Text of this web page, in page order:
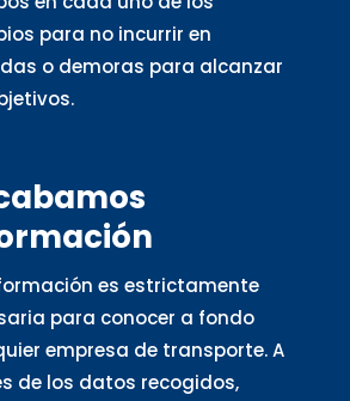
para no incurrir en
o demoras para alcanzar
es estrictamente
para conocer a fondo
empresa de transporte. A
de los datos recogidos,